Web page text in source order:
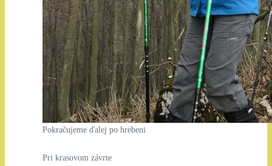
Pokračujeme ďalej po hrebeni
Pri krasovom závrte